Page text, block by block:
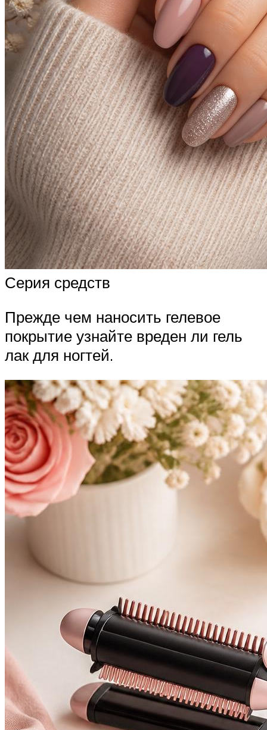
Серия средств
Прежде чем наносить гелевое
покрытие узнайте вреден ли гель
лак для ногтей.